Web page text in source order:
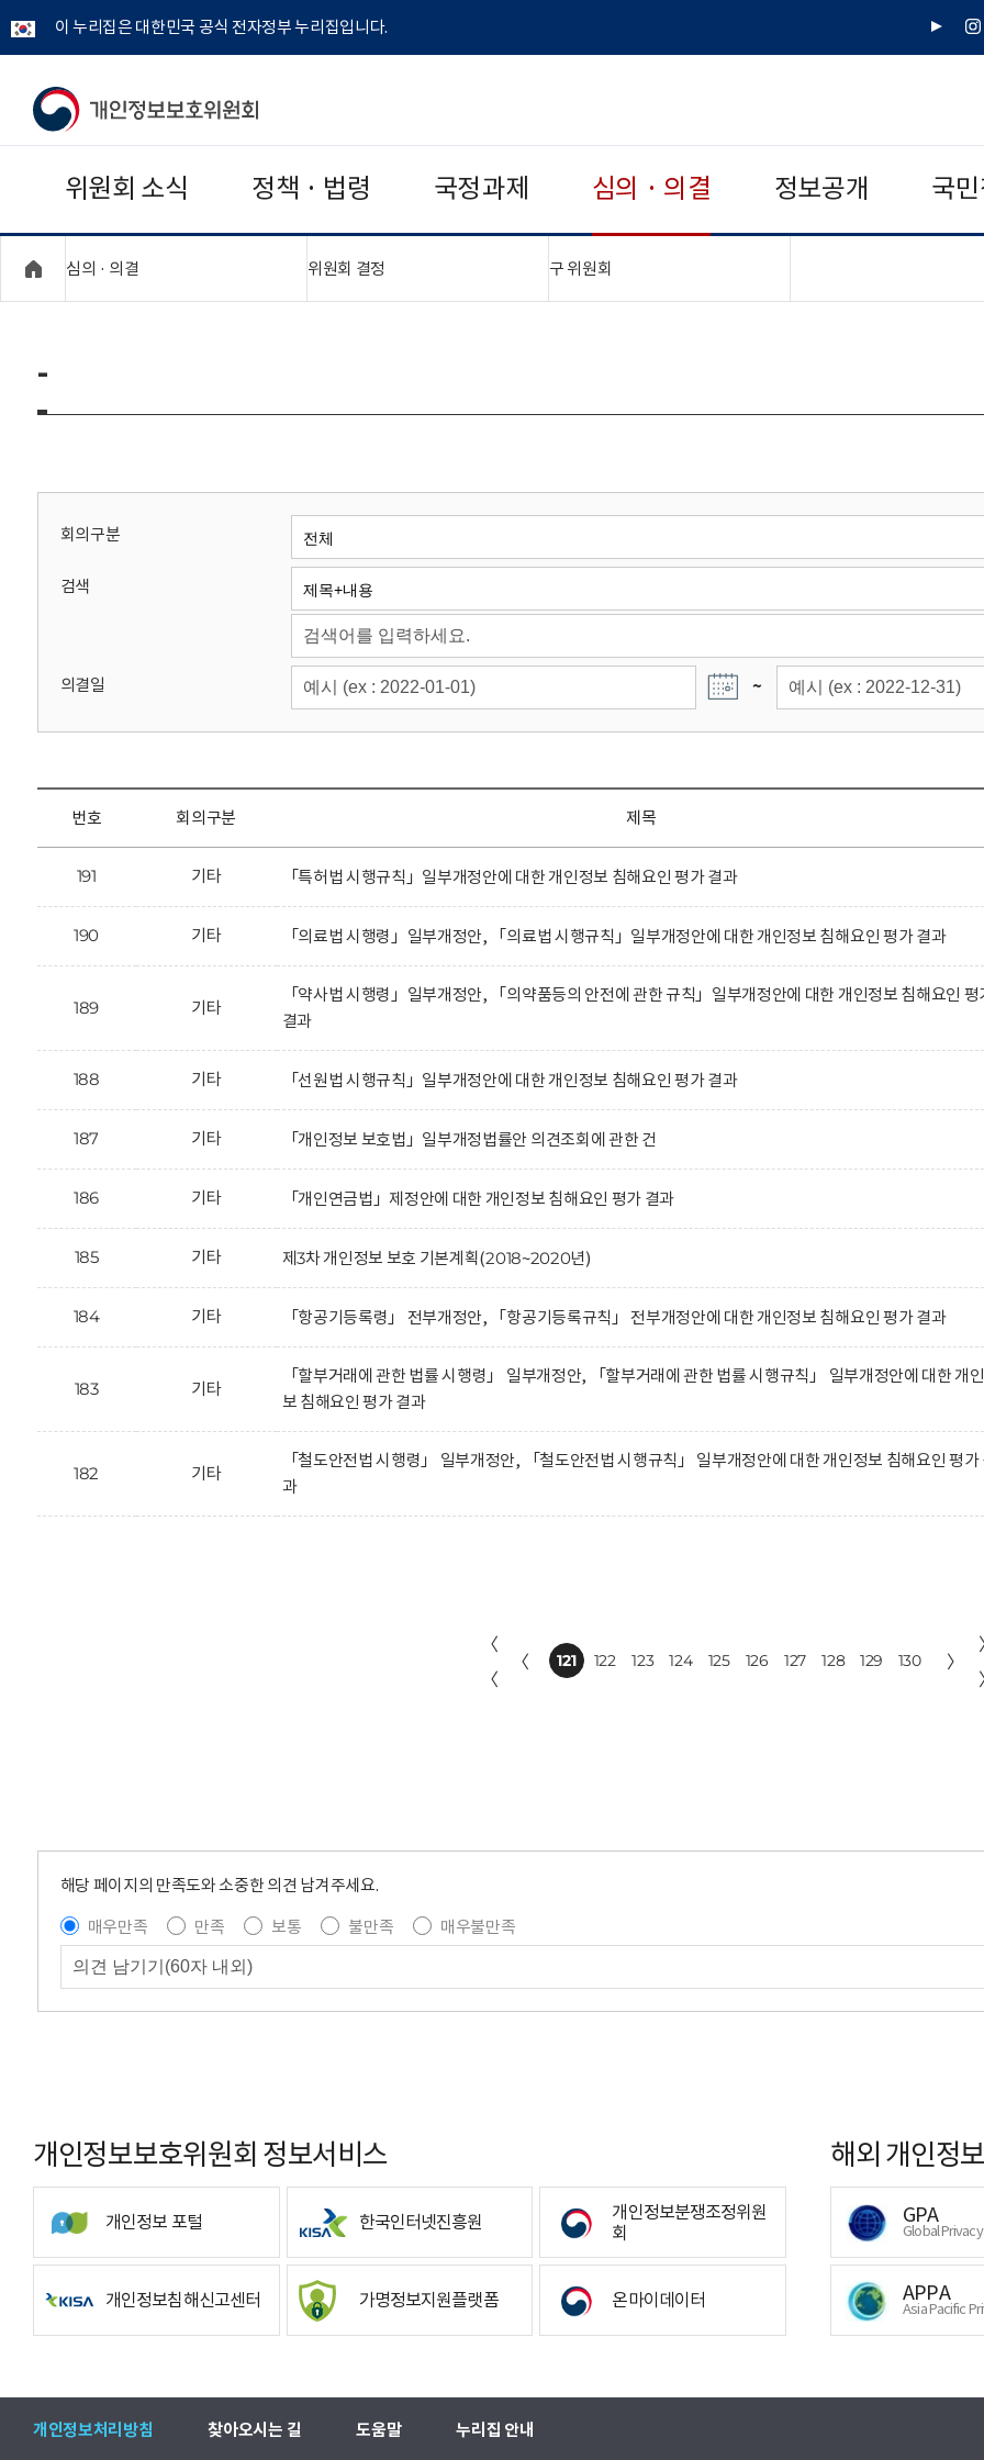
이 누리집은 대한민국 공식 전자정부 누리집입니다.
유
인
개
보
보
위
회
위원회 소식 정책 · 법령 국정과제 심의 · 의결 정보공개 국
심의 · 의결 위원회 결정 구 위원회
-
회의구분
검색
의결일 ~
번호 회의구분 제목
191 기타 「특허법 시행규칙」일부개정안에 대한 개인정보 침해요인 평가 결과
190 기타 「의료법 시행령」일부개정안, 「의료법 시행규칙」일부개정안에 대한 개인정보 침해요인 평가 결과
189 기타
「약사법 시행령」일부개정안, 「의약품등의 안전에 관한 규칙」일부개정안에 대한 개인정보 침해요인 평
결과
188 기타 「선원법 시행규칙」일부개정안에 대한 개인정보 침해요인 평가 결과
187 기타 「개인정보 보호법」일부개정법률안 의견조회에 관한 건
186 기타 「개인연금법」제정안에 대한 개인정보 침해요인 평가 결과
185 기타 제3차 개인정보 보호 기본계획(2018~2020년)
184 기타 「항공기등록령」 전부개정안, 「항공기등록규칙」 전부개정안에 대한 개인정보 침해요인 평가 결과
183 기타
「할부거래에 관한 법률 시행령」 일부개정안, 「할부거래에 관한 법률 시행규칙」 일부개정안에 대한 개
보 침해요인 평가 결과
182 기타
「철도안전법 시행령」 일부개정안, 「철도안전법 시행규칙」 일부개정안에 대한 개인정보 침해요인 평가
과
〈
〈
〈 121 122 123 124 125 126 127 128 129 130 〉
해당 페이지의 만족도와 소중한 의견 남겨주세요.
매우만족
만족 보통 불만족
매우불만족
개인정보보호위원회 정보서비스
개인정보 포털 한국인터넷진흥원
개인정보분쟁조정위원
회
개인정보침해신고센터 가명정보지원플랫폼 온마이데이터
해외 개인정
GPA
Global
APPA
Asia Pacific
개인정보처리방침 찾아오시는 길 도움말 누리집 안내